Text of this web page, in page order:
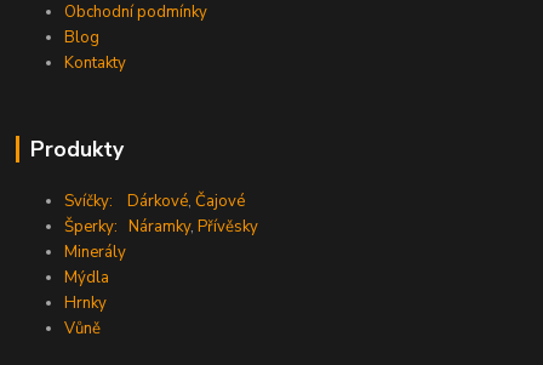
Obchodní podmínky
Blog
Kontakty
Produkty
Svíčky: Dárkové,Čajové
Šperky: Náramky,Přívěsky
Minerály
Mýdla
Hrnky
Vůně